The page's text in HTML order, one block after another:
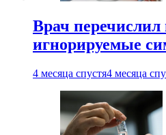
Врач
игнорируемые
4 месяца спустя4 месяца